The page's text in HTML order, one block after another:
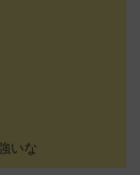
いな